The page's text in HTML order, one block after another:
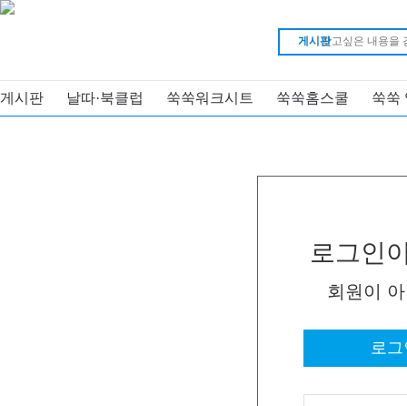
게시판
게시판 날따·북클럽 쑥쑥워크시트 쑥쑥홈스쿨 쑥쑥
로그인
회원이
로